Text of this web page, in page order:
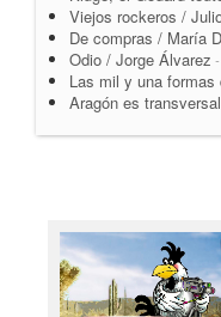
Viejos rockeros /
De compras / María
Odio / Jorge Álvarez
Las mil y una
Aragón es